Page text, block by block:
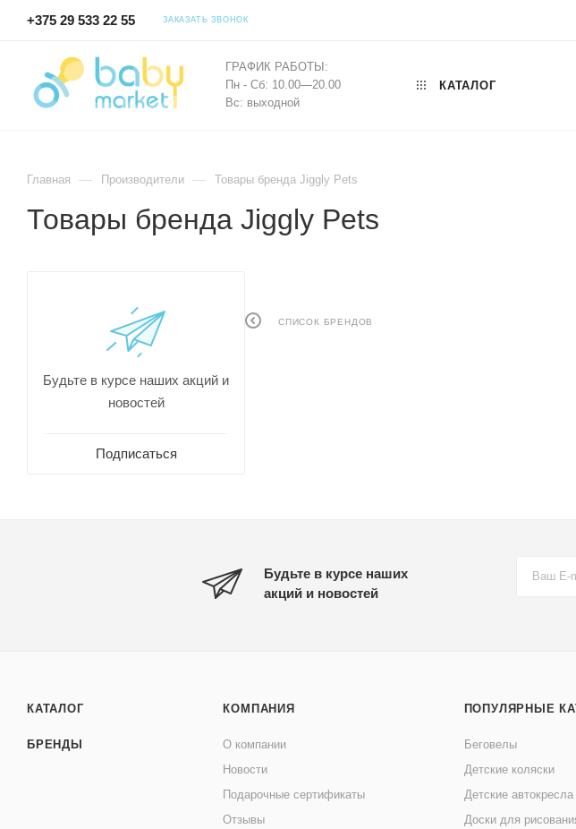
+375 29 533 22 55 ЗАКАЗАТЬ ЗВОНОК
ГРАФИК РАБОТЫ:
Пн - Сб: 10.00—20.00
Вс: выходной
КАТАЛОГ
Главная — Производители — Товары бренда Jiggly Pets
Товары бренда Jiggly Pets
СПИСОК БРЕНДОВ
Будьте в курсе наших акций и
новостей
Подписаться
Будьте в курсе наших
акций и новостей
КАТАЛОГ
БРЕНДЫ
КОМПАНИЯ
О компании
Новости
Подарочные сертификаты
Отзывы
ПОПУЛЯРНЫЕ
Беговелы
Детские коляски
Детские автокресла
Доски для